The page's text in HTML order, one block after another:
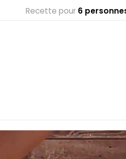
Recette pour 6